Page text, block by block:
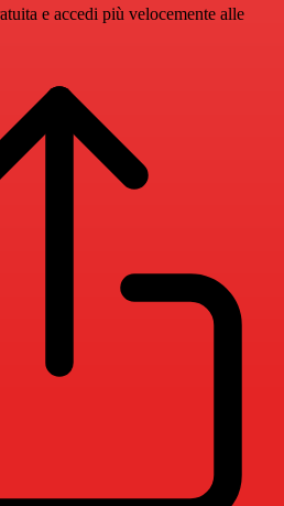
e accedi più velocemente alle